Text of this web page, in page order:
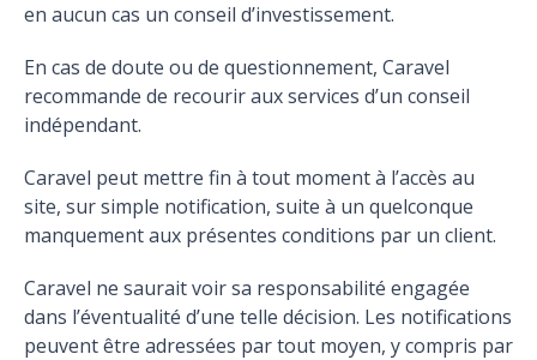
en aucun cas un conseil d’investissement.
En cas de doute ou de questionnement, Caravel
recommande de recourir aux services d’un conseil
indépendant.
Caravel peut mettre fin à tout moment à l’accès au
site, sur simple notification, suite à un quelconque
manquement aux présentes conditions par un client.
Caravel ne saurait voir sa responsabilité engagée
dans l’éventualité d’une telle décision. Les notifications
peuvent être adressées par tout moyen, y compris par